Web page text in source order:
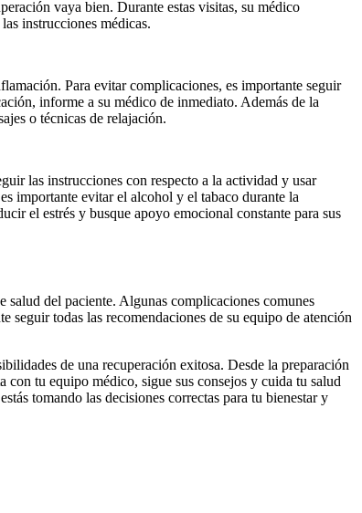
vaya bien. Durante estas visitas, su médico
instrucciones médicas.
Para evitar complicaciones, es importante seguir
informe a su médico de inmediato. Además de la
o técnicas de relajación.
las instrucciones con respecto a la actividad y usar
importante evitar el alcohol y el tabaco durante la
el estrés y busque apoyo emocional constante para sus
salud del paciente. Algunas complicaciones comunes
seguir todas las recomendaciones de su equipo de atención
de una recuperación exitosa. Desde la preparación
con tu equipo médico, sigue sus consejos y cuida tu salud
tomando las decisiones correctas para tu bienestar y